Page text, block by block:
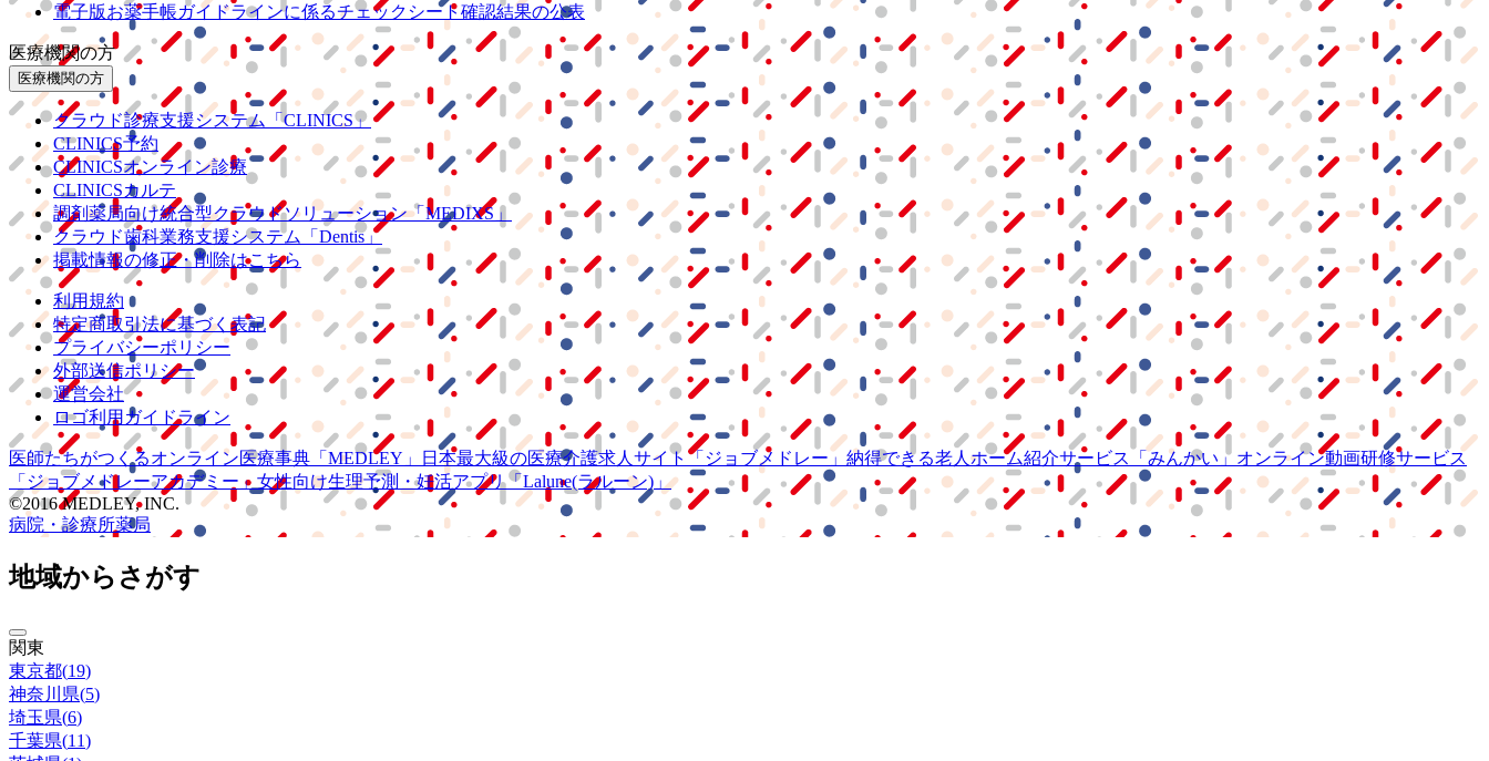
電子版お薬手帳ガイドラインに係るチェックシート確認結果の公表
医療機関の方
医療機関の方
クラウド診療支援システム
「CLINICS」
CLINICS予約
CLINICSオンライン診療
CLINICSカルテ
調剤薬局向け統合型クラウドソリューション「MEDIXS」
クラウド歯科業務支援システム
「Dentis」
掲載情報の修正・削除はこちら
利用規約
特定商取引法に基づく表記
プライバシーポリシー
外部送信ポリシー
運営会社
ロゴ利用ガイドライン
医師たちがつくるオンライン医療事典 「MEDLEY」 日本最大級の医療介護求人サイト 「ジョブメドレー」 納得できる老人ホーム紹介サービス 「みんかい」 オンライン動画研修サービス
「ジョブメドレーアカデミー」 女性向け生理予測・妊活アプリ「Lalune(ラルーン)」
©2016 MEDLEY, INC.
病院・診療所薬局
地域からさがす
関東
東京都(19)
神奈川県(5)
埼玉県(6)
千葉県(11)